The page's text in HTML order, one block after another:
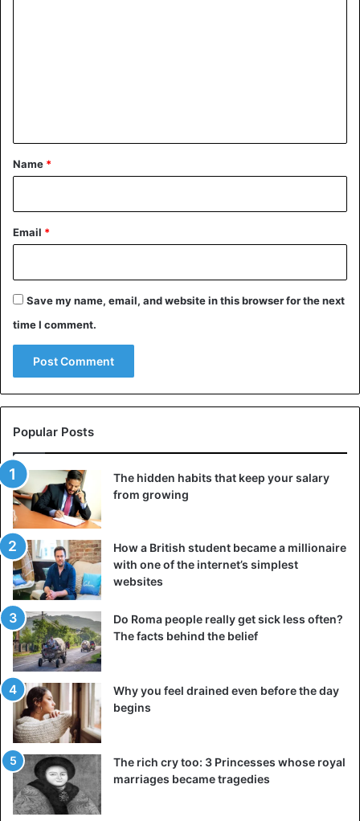
*
Name *
Email *
Save my name, email, and website in this browser for the next
time I comment.
Popular Posts
The hidden habits that keep your salary
from growing
How a British student became a millionaire
with one of the internet’s simplest
websites
Do Roma people really get sick less often?
The facts behind the belief
Why you feel drained even before the day
begins
The rich cry too: 3 Princesses whose royal
marriages became tragedies